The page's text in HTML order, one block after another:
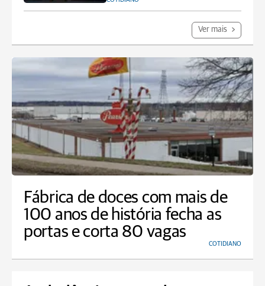
Ver mais
Fábrica de doces com mais de
100 anos de história fecha as
portas e corta 80 vagas
COTIDIANO